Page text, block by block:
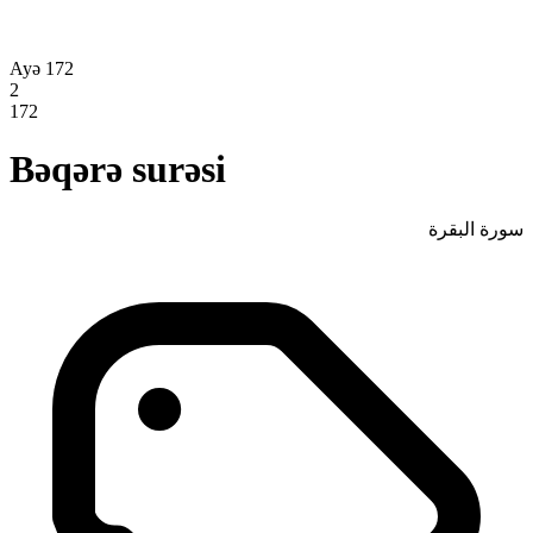
Ayə 172
2
172
Bəqərə surəsi
سورة البقرة